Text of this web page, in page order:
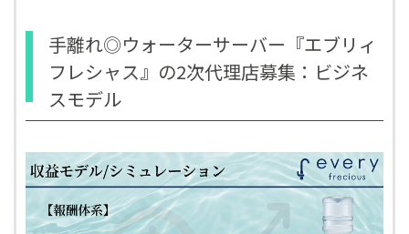
手離れ◎ウォーターサーバー『エブリィ
フレシャス』の2次代理店募集：ビジネ
スモデル